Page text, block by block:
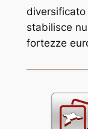
diversificato
stabilisce
fortezze